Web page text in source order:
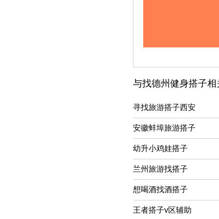
与找德州健身搭子
寻找旅游搭子西安
安徽蚌埠旅游搭子
幼升小鸡娃搭子
兰州旅游找搭子
想喝酒找酒搭子
王者搭子v区辅助